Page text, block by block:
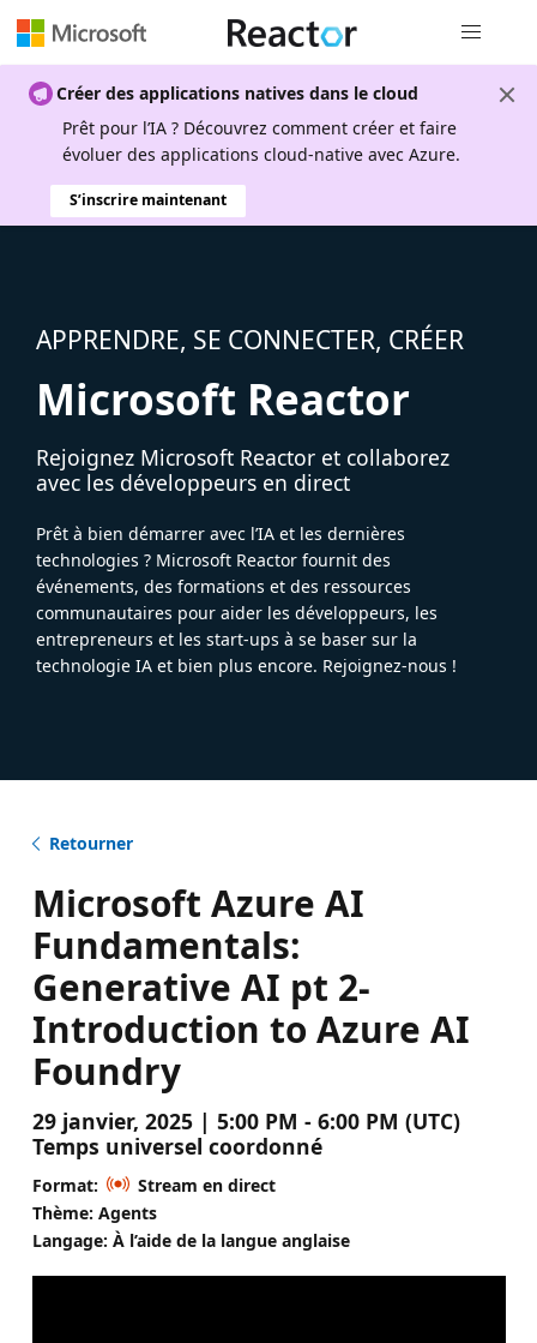
Créer des applications natives dans le cloud
Prêt pour l’IA ? Découvrez comment créer et faire
évoluer des applications cloud-native avec Azure.
S’inscrire maintenant
APPRENDRE, SE CONNECTER, CRÉER
Microsoft Reactor
Rejoignez Microsoft Reactor et collaborez
avec les développeurs en direct
Prêt à bien démarrer avec l’IA et les dernières
technologies ? Microsoft Reactor fournit des
événements, des formations et des ressources
communautaires pour aider les développeurs, les
entrepreneurs et les start-ups à se baser sur la
technologie IA et bien plus encore. Rejoignez-nous !
Retourner
Microsoft Azure AI
Fundamentals:
Generative AI pt 2-
Introduction to Azure AI
Foundry
29 janvier, 2025 | 5:00 PM - 6:00 PM (UTC)
Temps universel coordonné
Format:
Stream en direct
Thème: Agents
Langage: À l’aide de la langue anglaise